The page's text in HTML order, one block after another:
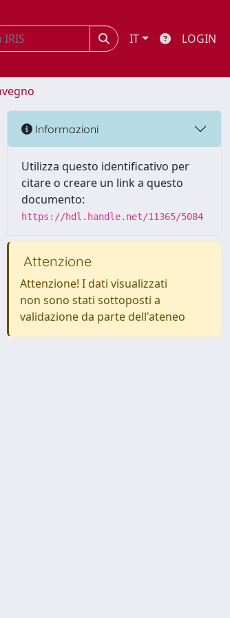
IT LOGIN
Informazioni
Utilizza questo identificativo per
citare o creare un link a questo
documento:
https://hdl.handle.net/11365/5084
Attenzione
Attenzione! I dati visualizzati
non sono stati sottoposti a
validazione da parte dell'ateneo